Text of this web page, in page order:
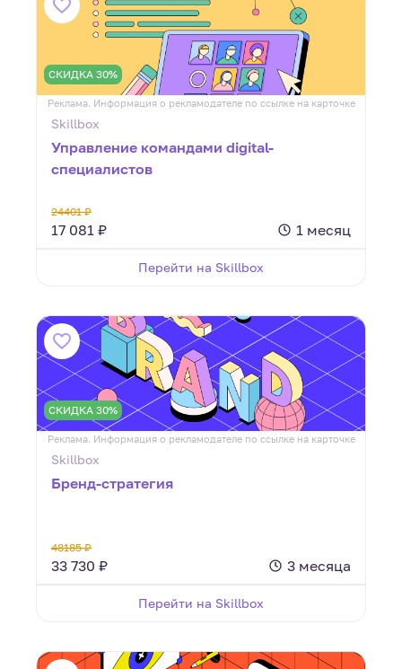
СКИДКА 30%
Реклама. Информация о рекламодателе по ссылке на карточке
Skillbox
Управление командами digital-
специалистов
24401 ₽
17 081 ₽ 1 месяц
Перейти на Skillbox
СКИДКА 30%
Реклама. Информация о рекламодателе по ссылке на карточке
Skillbox
Бренд-стратегия
48185 ₽
33 730 ₽ 3 месяца
Перейти на Skillbox